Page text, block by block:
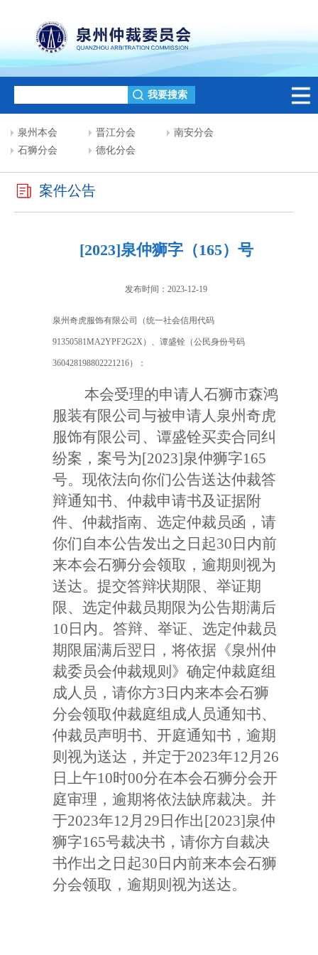
泉州本会 晋江分会
南安分会
石狮分会
德化分会
案件公告
[2023]泉仲狮字（165）号
发布时间：2023-12-19
泉州奇虎服饰有限公司（统一社会信用代码
91350581MA2YPF2G2X）、谭盛铨（公民身份号码
360428198802221216）：
本会受理的申请人石狮市森鸿
服装有限公司与被申请人泉州奇虎
服饰有限公司、谭盛铨买卖合同纠
纷案，案号为[2023]泉仲狮字165
号。现依法向你们公告送达仲裁答
辩通知书、仲裁申请书及证据附
件、仲裁指南、选定仲裁员函，请
你们自本公告发出之日起30日内前
来本会石狮分会领取，逾期则视为
送达。提交答辩状期限、举证期
限、选定仲裁员期限为公告期满后
10日内。答辩、举证、选定仲裁员
期限届满后翌日，将依据 《泉州仲
裁委员会仲裁规则》确定仲裁庭组
成人员，请你方3日内来本会石狮
分会领取仲裁庭组成人员通知书、
仲裁员声明书、开庭通知书，逾期
则视为送达， 并定于2023年12月26
日上午10时00分在本会石狮分会开
庭审理， 逾期将依法缺席裁决。 并
于2023年12月29日作出[2023]泉仲
狮字165号裁决书，请你方自裁决
书作出之日起30日内前来本会石狮
分会领取，逾期则视为送达。